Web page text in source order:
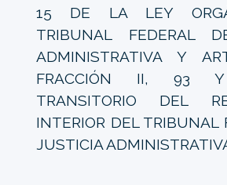
15 DE LA LEY
TRIBUNAL FEDERAL
ADMINISTRATIVA Y
FRACCIÓN II, 93 Y
TRANSITORIO DEL
INTERIOR DEL TRIBUNAL
JUSTICIA